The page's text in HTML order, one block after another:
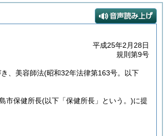
平成25年2月28日
規則第9号
、美容師法(昭和32年法律第163号。以下
市保健所長(以下「保健所長」という。)に提